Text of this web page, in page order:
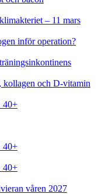
– 11 mars
inför operation?
kollagen och D-vitamin
40+
40+
40+
våren 2027